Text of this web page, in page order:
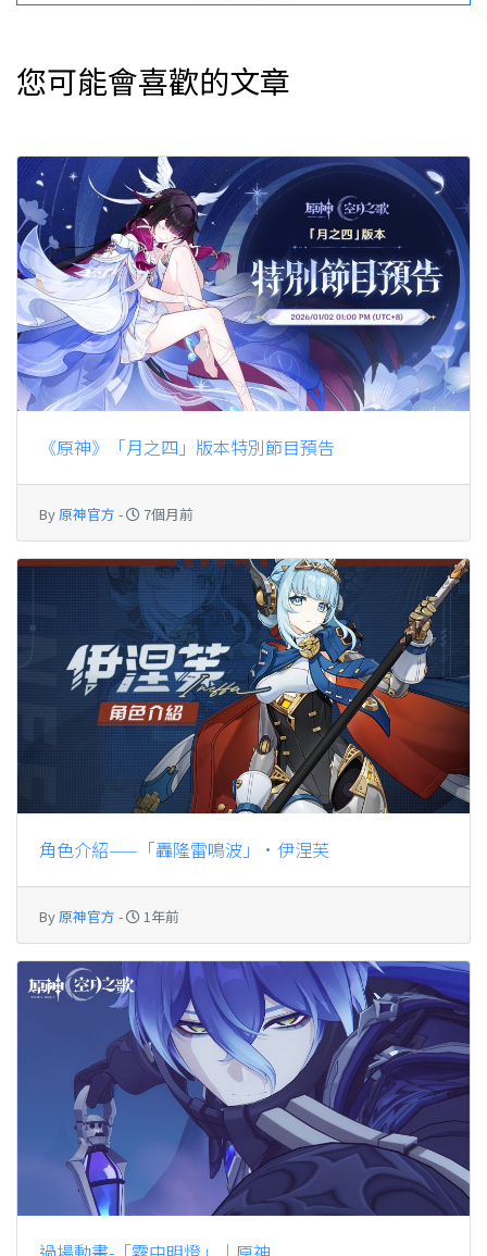
您可能會喜歡的文章
《原神》「月之四」版本特別節目預告
By原神官方 - 7個月前
角色介紹——「轟隆雷鳴波」·伊涅芙
By原神官方 - 1年前